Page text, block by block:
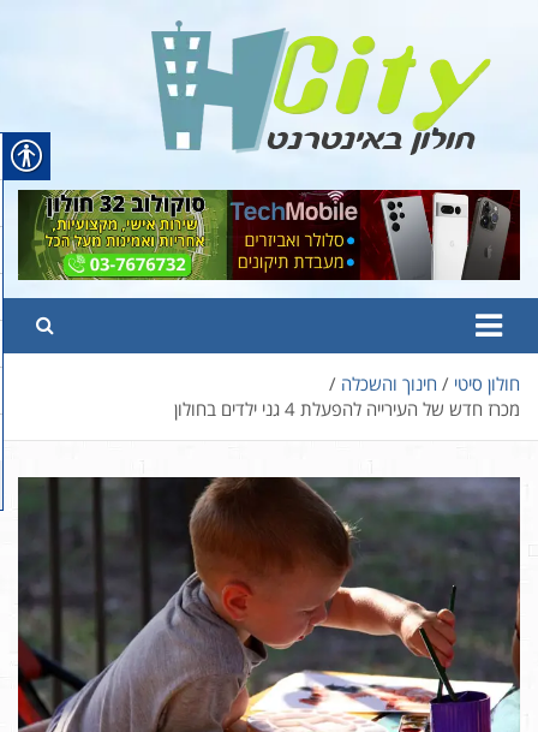
content
Hcity – חולון באינטרנט
פורטל החדשות והמידע של חולון
חולון סיטי
חינוך והשכלה
מכרז חדש של העירייה להפעלת 4 גני ילדים בחולון